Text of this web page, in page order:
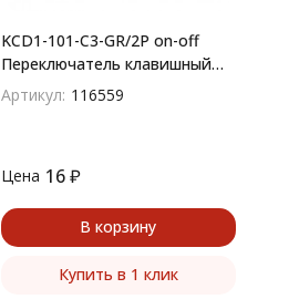
KCD1-101-C3-GR/2P on-off
Переключатель клавишный
(рокерный)
Артикул: 116559
Цена 16 ₽
В корзину
Купить в 1 клик